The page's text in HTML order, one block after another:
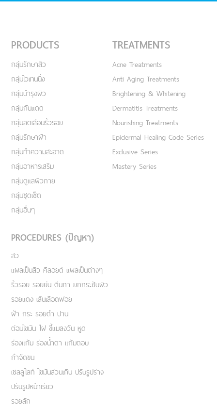
PRODUCTS
กลุ่มรักษาสิว
กลุ่มไวเทนนิ่ง
กลุ่มบำรุงผิว
กลุ่มกันแดด
กลุ่มลดเลือนริ้วรอย
กลุ่มรักษาฝ้า
กลุ่มทำความสะอาด
กลุ่มอาหารเสริม
กลุ่มดูแลผิวกาย
กลุ่มชุดเซ็ต
กลุ่มอื่นๆ
TREATMENTS
Acne Treatments
Anti Aging Treatments
Brightening & Whitening
Dermatitis Treatments
Nourishing Treatments
Epidermal Healing Code Series
Exclusive Series
Mastery Series
PROCEDURES (ปัญหา)
สิว
แผลเป็นสิว คีลอยด์ แผลเป็นต่างๆ
ริ้วรอย รอยย่น ตีนกา ยกกระชับผิว
รอยแดง เส้นเลือดฟอย
ฝ้า กระ รอยดำ ปาน
ต่อมไขมัน ไฝ ขี้แมลงวัน หูด
ร่องแก้ม ร่องน้ำตา แก้มตอบ
กำจัดขน
เชลลูไลท์ ไขมันส่วนเกิน ปรับรูปร่าง
ปรับรูปหน้าเรียว
รอยสัก